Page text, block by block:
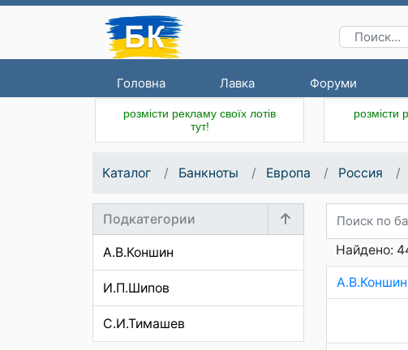
Головна Лавка Форуми
розмісти рекламу своїх лотів
тут!
розмісти
Каталог Банкноты Европа Россия
Подкатегории
А.В.Коншин
И.П.Шипов
С.И.Тимашев
Найдено:
А.В.Коншин